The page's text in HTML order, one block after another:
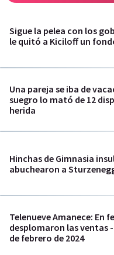
Sigue la pelea con los
le quitó a Kiciloff un
Una pareja se iba de
suegro lo mató de 12
herida
Hinchas de Gimnasia
abuchearon a
Telenueve Amanece: En
desplomaron las ventas
de febrero de 2024